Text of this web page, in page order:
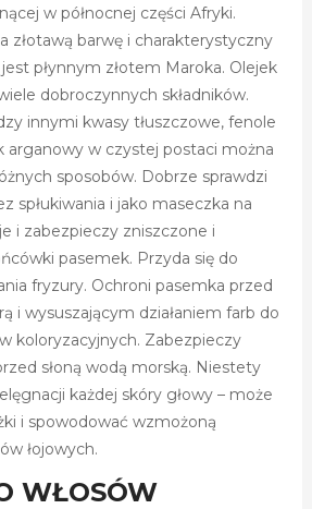
w północnej części Afryki.
złotawą barwę i charakterystyczny
płynnym złotem Maroka. Olejek
dobroczynnych składników.
innymi kwasy tłuszczowe, fenole
arganowy w czystej postaci można
sposobów. Dobrze sprawdzi
spłukiwania i jako maseczka na
i zabezpieczy zniszczone i
pasemek. Przyda się do
fryzury. Ochroni pasemka przed
i wysuszającym działaniem farb do
koloryzacyjnych. Zabezpieczy
słoną wodą morską. Niestety
każdej skóry głowy – może
i spowodować wzmożoną
łojowych.
WŁOSÓW